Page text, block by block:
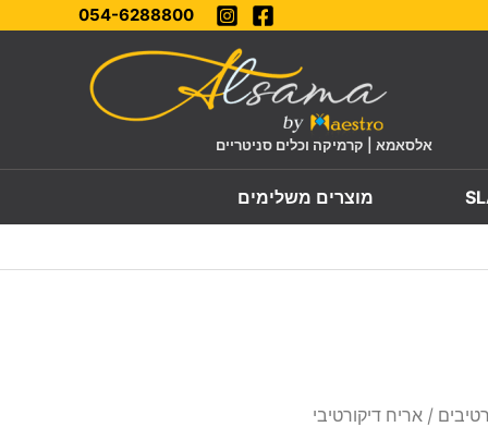
054-6288800
אלסאמא | קרמיקה וכלים סניטריים
מוצרים משלימים
/ אריח דיקורטיבי